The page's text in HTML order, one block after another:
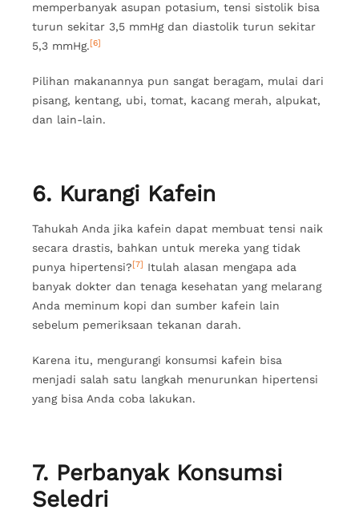
memperbanyak asupan potasium, tensi sistolik bisa
turun sekitar 3,5 mmHg dan diastolik turun sekitar
5,3 mmHg. [6]
Pilihan makanannya pun sangat beragam, mulai dari
pisang, kentang, ubi, tomat, kacang merah, alpukat,
dan lain-lain.
6. Kurangi Kafein
Tahukah Anda jika kafein dapat membuat tensi naik
secara drastis, bahkan untuk mereka yang tidak
punya hipertensi? [7] Itulah alasan mengapa ada
banyak dokter dan tenaga kesehatan yang melarang
Anda meminum kopi dan sumber kafein lain
sebelum pemeriksaan tekanan darah.
Karena itu, mengurangi konsumsi kafein bisa
menjadi salah satu langkah menurunkan hipertensi
yang bisa Anda coba lakukan.
7. Perbanyak Konsumsi
Seledri